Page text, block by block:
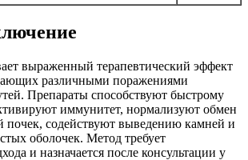
выраженный терапевтический эффект
различными поражениями
Препараты способствуют быстрому
иммунитет, нормализуют обмен
почек, содействуют выведению камней и
оболочек. Метод требует
и назначается после консультации у